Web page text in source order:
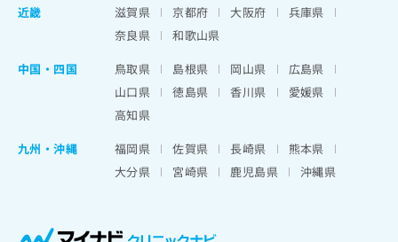
近畿
滋賀県 京都府 大阪府
兵庫県
奈良県
和歌山県
中国・四国
鳥取県 島根県 岡山県
広島県
山口県
徳島県 香川県
愛媛県
高知県
九州・沖縄
福岡県 佐賀県 長崎県
熊本県
大分県
宮崎県 鹿児島県 沖縄県